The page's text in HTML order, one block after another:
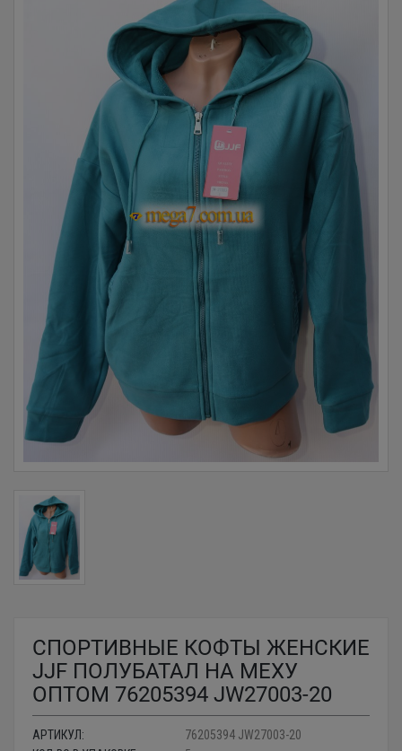
СПОРТИВНЫЕ КОФТЫ ЖЕНСКИЕ
JJF ПОЛУБАТАЛ НА МЕХУ
ОПТОМ 76205394 JW27003-20
АРТИКУЛ:
76205394 JW27003-20